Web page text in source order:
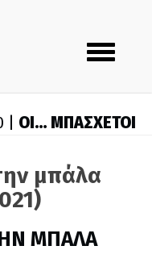
Toggle
navigation
| ΟΙ… ΜΠΑΣΧΕΤΟΙ
μπάλα
ΜΠΑΛΑ